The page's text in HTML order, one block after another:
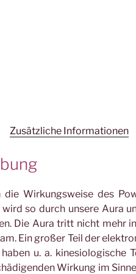
Zusätzliche Informationen
Wirkungsweise des
so durch unsere Aura
Die Aura tritt nicht mehr
Ein großer Teil der
u. a.
Wirkung im